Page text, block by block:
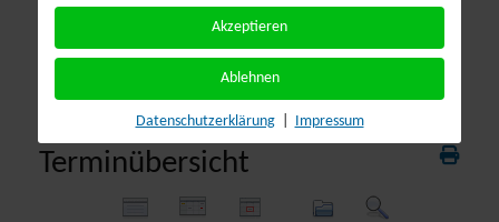
Terminübersicht
Akzeptieren
Ablehnen
Datenschutzerklärung Impressum